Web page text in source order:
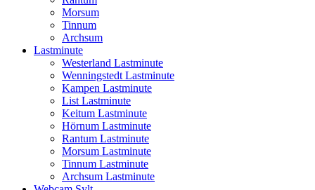
Morsum
Tinnum
Archsum
Lastminute
Westerland Lastminute
Wenningstedt Lastminute
Kampen Lastminute
List Lastminute
Keitum Lastminute
Hörnum Lastminute
Rantum Lastminute
Morsum Lastminute
Tinnum Lastminute
Archsum Lastminute